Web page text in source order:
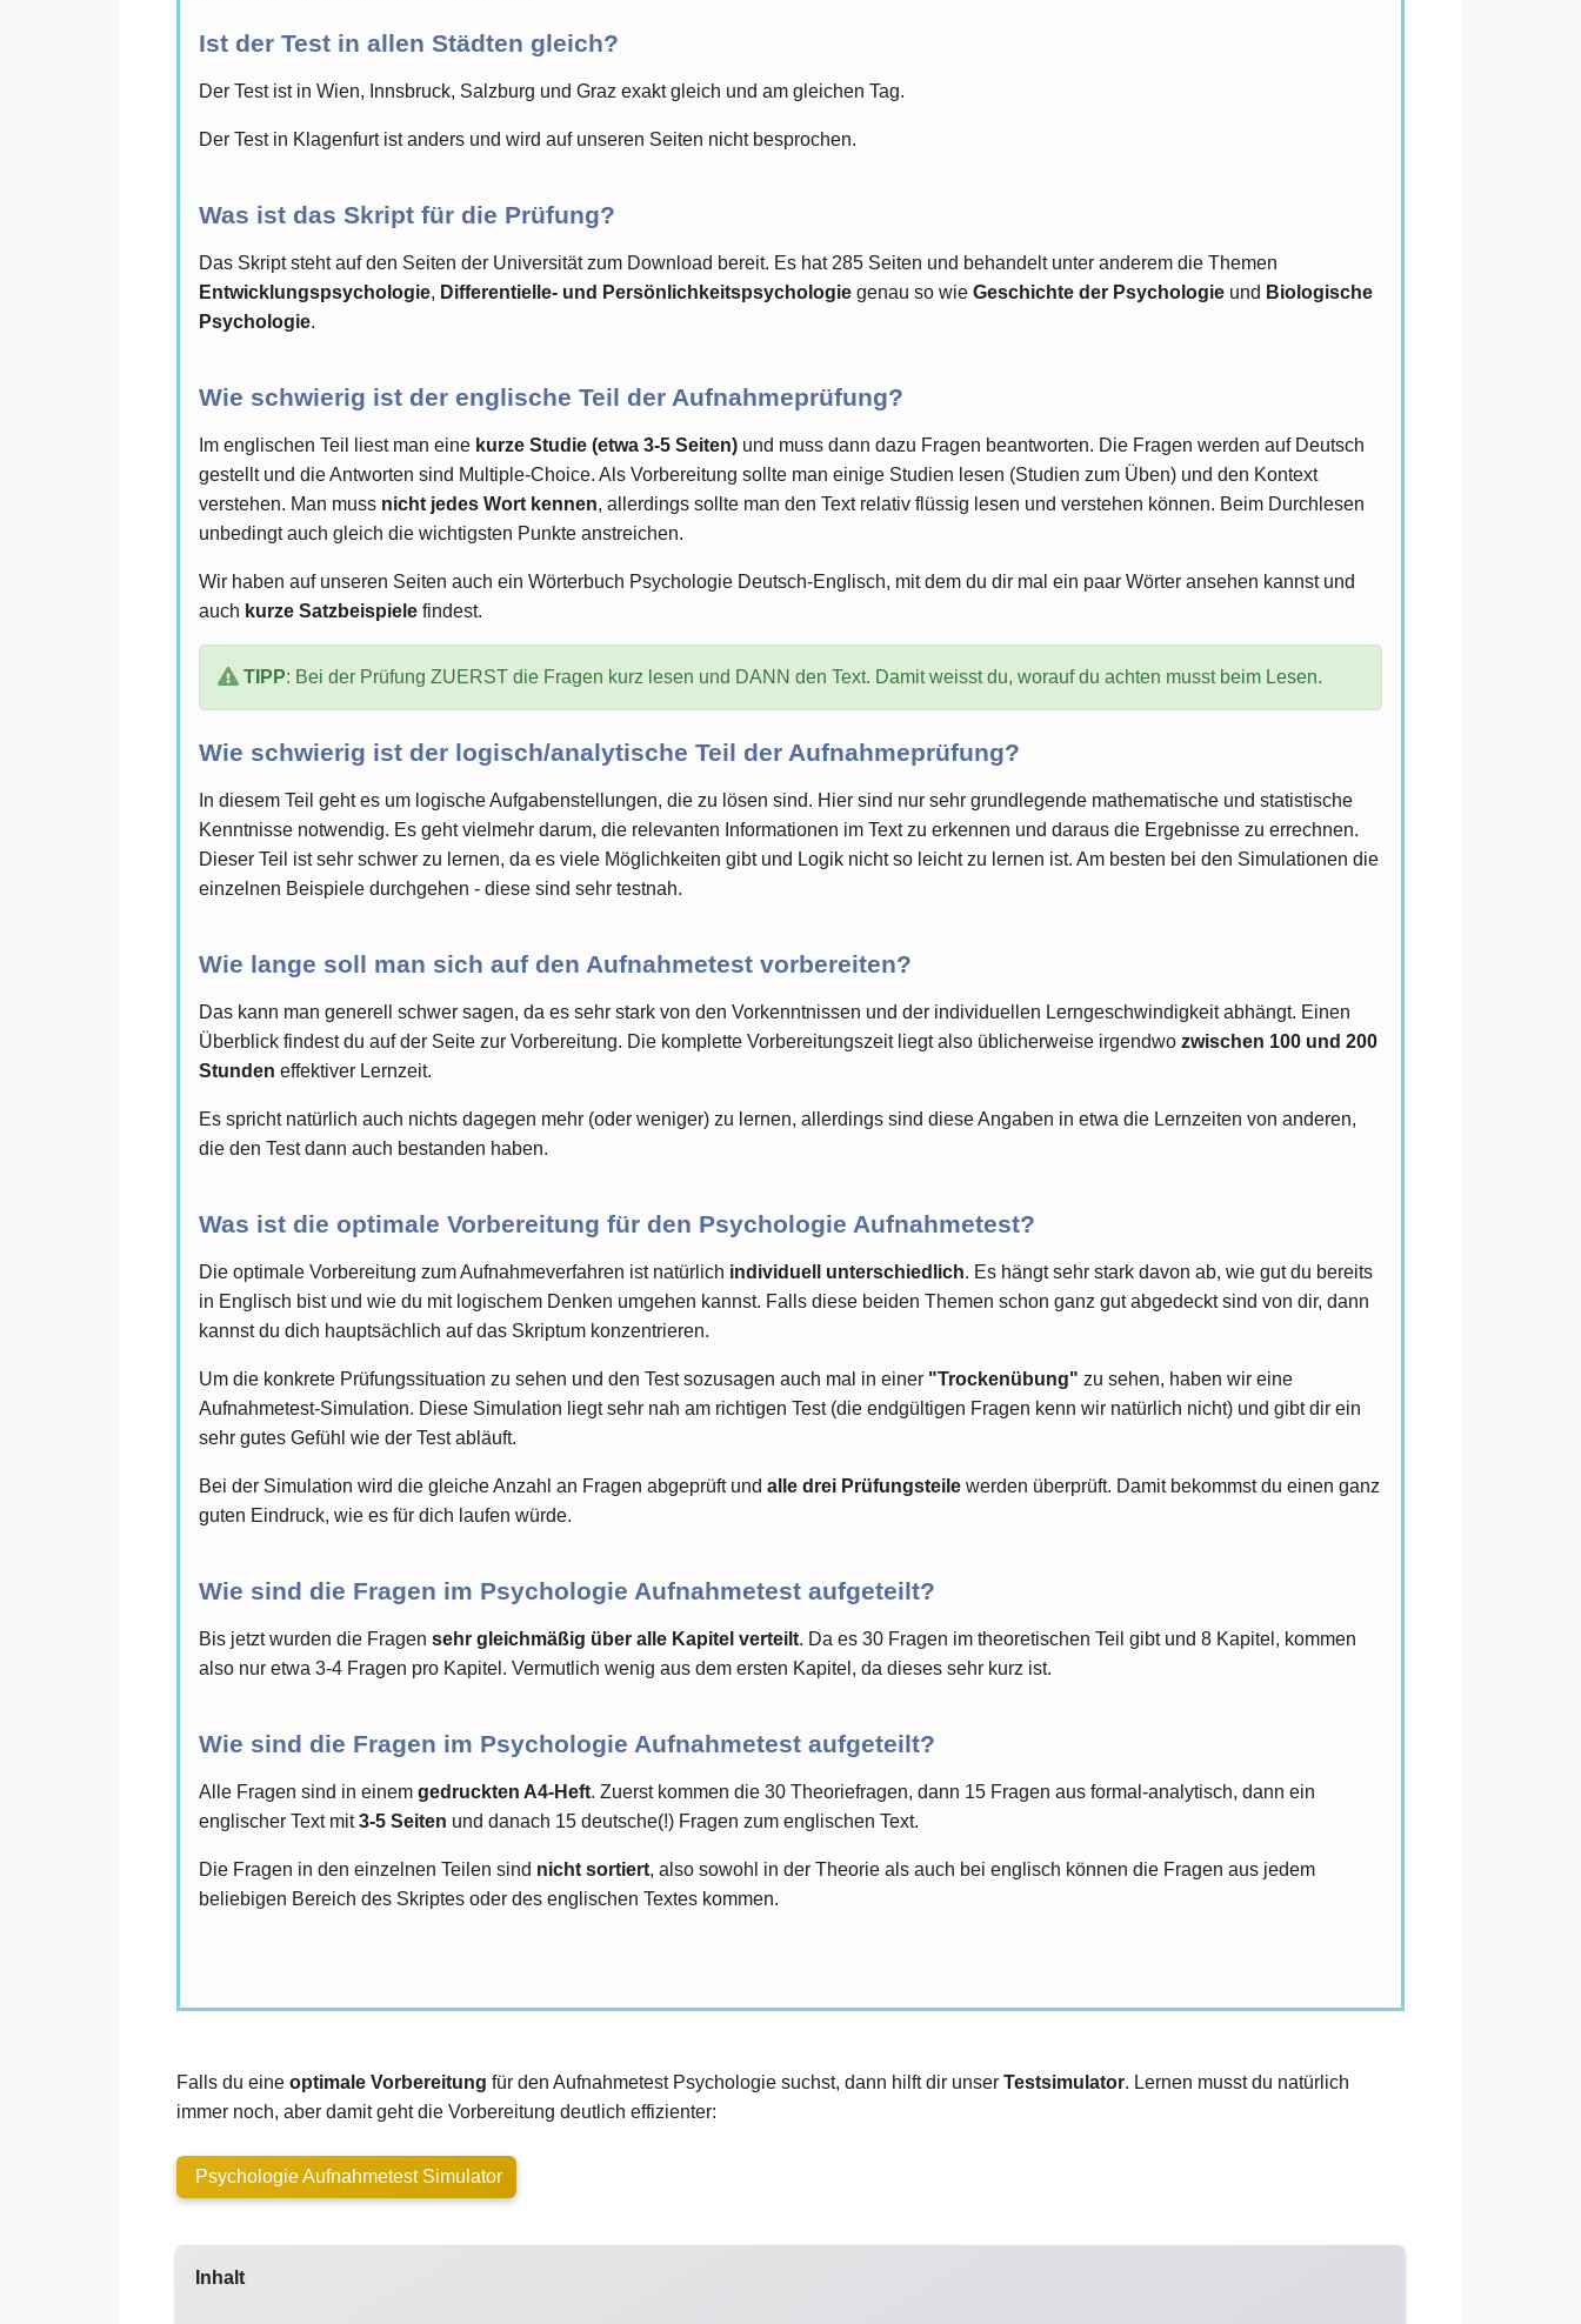
Ist der Test in allen Städten gleich?
Der Test ist in Wien, Innsbruck, Salzburg und Graz exakt gleich und am gleichen Tag.
Der Test in Klagenfurt ist anders und wird auf unseren Seiten nicht besprochen.
Was ist das Skript für die Prüfung?
Das Skript steht auf den Seiten der Universität zum Download bereit. Es hat 285 Seiten und behandelt unter anderem die Themen
Entwicklungspsychologie, Differentielle- und Persönlichkeitspsychologie genau so wie Geschichte der Psychologie und Biologische
Psychologie.
Wie schwierig ist der englische Teil der Aufnahmeprüfung?
Im englischen Teil liest man eine kurze Studie (etwa 3-5 Seiten) und muss dann dazu Fragen beantworten. Die Fragen werden auf Deutsch
gestellt und die Antworten sind Multiple-Choice. Als Vorbereitung sollte man einige Studien lesen (Studien zum Üben) und den Kontext
verstehen. Man muss nicht jedes Wort kennen, allerdings sollte man den Text relativ flüssig lesen und verstehen können. Beim Durchlesen
unbedingt auch gleich die wichtigsten Punkte anstreichen.
Wir haben auf unseren Seiten auch ein Wörterbuch Psychologie Deutsch-Englisch, mit dem du dir mal ein paar Wörter ansehen kannst und
auch kurze Satzbeispiele findest.
TIPP: Bei der Prüfung ZUERST die Fragen kurz lesen und DANN den Text. Damit weisst du, worauf du achten musst beim Lesen.
Wie schwierig ist der logisch/analytische Teil der Aufnahmeprüfung?
In diesem Teil geht es um logische Aufgabenstellungen, die zu lösen sind. Hier sind nur sehr grundlegende mathematische und statistische
Kenntnisse notwendig. Es geht vielmehr darum, die relevanten Informationen im Text zu erkennen und daraus die Ergebnisse zu errechnen.
Dieser Teil ist sehr schwer zu lernen, da es viele Möglichkeiten gibt und Logik nicht so leicht zu lernen ist. Am besten bei den Simulationen die
einzelnen Beispiele durchgehen - diese sind sehr testnah.
Wie lange soll man sich auf den Aufnahmetest vorbereiten?
Das kann man generell schwer sagen, da es sehr stark von den Vorkenntnissen und der individuellen Lerngeschwindigkeit abhängt. Einen
Überblick findest du auf der Seite zur Vorbereitung. Die komplette Vorbereitungszeit liegt also üblicherweise irgendwo zwischen 100 und 200
Stunden effektiver Lernzeit.
Es spricht natürlich auch nichts dagegen mehr (oder weniger) zu lernen, allerdings sind diese Angaben in etwa die Lernzeiten von anderen,
die den Test dann auch bestanden haben.
Was ist die optimale Vorbereitung für den Psychologie Aufnahmetest?
Die optimale Vorbereitung zum Aufnahmeverfahren ist natürlich individuell unterschiedlich. Es hängt sehr stark davon ab, wie gut du bereits
in Englisch bist und wie du mit logischem Denken umgehen kannst. Falls diese beiden Themen schon ganz gut abgedeckt sind von dir, dann
kannst du dich hauptsächlich auf das Skriptum konzentrieren.
Um die konkrete Prüfungssituation zu sehen und den Test sozusagen auch mal in einer "Trockenübung" zu sehen, haben wir eine
Aufnahmetest-Simulation. Diese Simulation liegt sehr nah am richtigen Test (die endgültigen Fragen kenn wir natürlich nicht) und gibt dir ein
sehr gutes Gefühl wie der Test abläuft.
Bei der Simulation wird die gleiche Anzahl an Fragen abgeprüft und alle drei Prüfungsteile werden überprüft. Damit bekommst du einen ganz
guten Eindruck, wie es für dich laufen würde.
Wie sind die Fragen im Psychologie Aufnahmetest aufgeteilt?
Bis jetzt wurden die Fragen sehr gleichmäßig über alle Kapitel verteilt. Da es 30 Fragen im theoretischen Teil gibt und 8 Kapitel, kommen
also nur etwa 3-4 Fragen pro Kapitel. Vermutlich wenig aus dem ersten Kapitel, da dieses sehr kurz ist.
Wie sind die Fragen im Psychologie Aufnahmetest aufgeteilt?
Alle Fragen sind in einem gedruckten A4-Heft. Zuerst kommen die 30 Theoriefragen, dann 15 Fragen aus formal-analytisch, dann ein
englischer Text mit3-5 Seiten und danach 15 deutsche(!) Fragen zum englischen Text.
Die Fragen in den einzelnen Teilen sind nicht sortiert, also sowohl in der Theorie als auch bei englisch können die Fragen aus jedem
beliebigen Bereich des Skriptes oder des englischen Textes kommen.
Falls du eine optimale Vorbereitung für den Aufnahmetest Psychologie suchst, dann hilft dir unser Testsimulator. Lernen musst du natürlich
immer noch, aber damit geht die Vorbereitung deutlich effizienter:
Psychologie Aufnahmetest Simulator
Inhalt